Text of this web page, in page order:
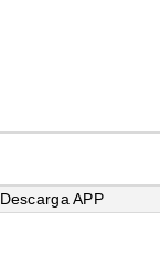
Descarga APP